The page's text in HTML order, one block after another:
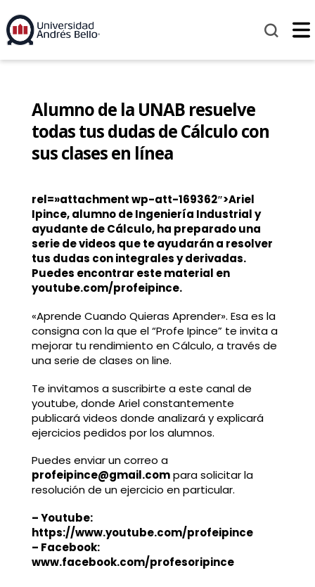
Alumno de la UNAB resuelve
todas tus dudas de Cálculo con
sus clases en línea
rel=»attachment wp-att-169362″>Ariel
Ipince, alumno de Ingeniería Industrialy
ayudante de Cálculo, ha preparado una
serie de videos que te ayudarán a resolver
tus dudas con integrales y derivadas.
Puedes encontrar este material en
youtube.com/profeipince.
«Aprende Cuando Quieras Aprender». Esa es la
consigna con la que el “Profe Ipince” te invita a
mejorar tu rendimiento en Cálculo, a través de
una serie de clases on line.
Te invitamos a suscribirte a este canal de
youtube, donde Ariel constantemente
publicará videos donde analizará y explicará
ejercicios pedidos por los alumnos.
Puedes enviar un correo a
profeipince@gmail.compara solicitar la
resolución de un ejercicio en particular.
– Youtube:
https://www.youtube.com/profeipince
– Facebook:
www.facebook.com/profesoripince